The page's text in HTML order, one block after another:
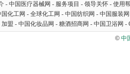
- 中国医疗器械网 - 服务项目 - 领导关怀 - 使用
国化工网 - 全球化工网 - 中国纺织网 - 中国服装网
加盟 - 中国化妆品网 - 糖酒招商网 - 中国卫浴网 -
© 中